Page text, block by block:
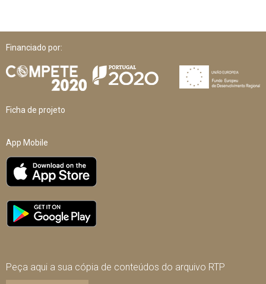
Financiado por:
Ficha de projeto
App Mobile
Peça aqui a sua cópia de conteúdos do arquivo RTP